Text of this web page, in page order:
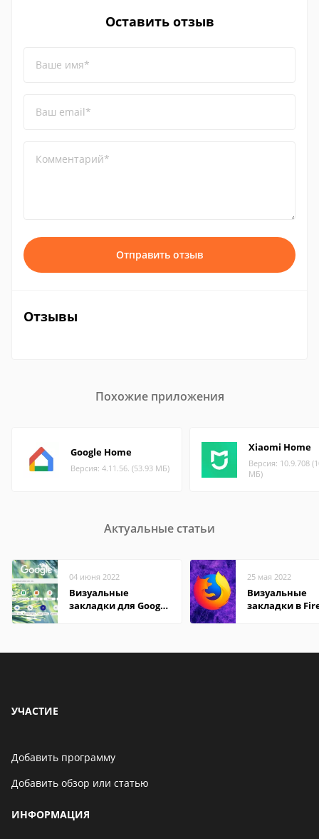
Оставить отзыв
Ваше имя*
Ваш email*
Комментарий*
Отправить отзыв
Отзывы
Похожие приложения
Google Home
Версия: 4.11.56. (53.93 МБ)
Xiaomi Home
Версия: 10.9.708
МБ)
Актуальные статьи
04 июня 2022
Визуальные
закладки для Google
25 мая 2022
Визуальные
закладки в
УЧАСТИЕ
Добавить программу
Добавить обзор или статью
ИНФОРМАЦИЯ